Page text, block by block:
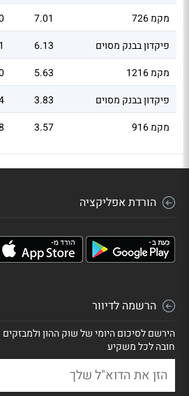
מקמ 726
7.01
פיקדון בבנק מסוים
6.13
מקמ 1216
5.63
פיקדון בבנק מסוים
3.83
מקמ 916
3.57
הורדת אפליקציה
הרשמה לדיוור
הירשם לסיכום היומי של שוק ההון ולמבזקים
חובה לכל משקיע